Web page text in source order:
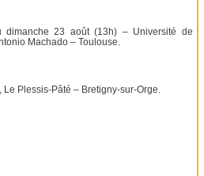
23 août (13h) – Université de
Machado – Toulouse.
Plessis-Pâté – Bretigny-sur-Orge.